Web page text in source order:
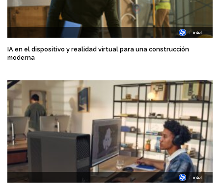
IA en el dispositivo y realidad virtual para una construcción
moderna